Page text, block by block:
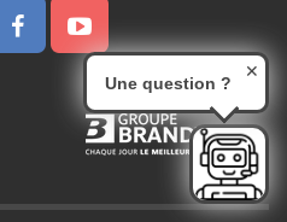
Une question ?
✕